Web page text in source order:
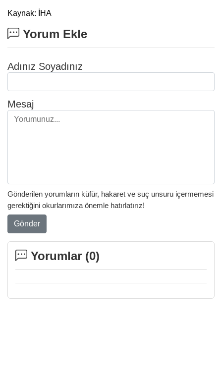
Kaynak: İHA
Yorum Ekle
Adınız Soyadınız
Mesaj
Gönderilen yorumların küfür, hakaret ve suç unsuru içermemesi
gerektiğini okurlarımıza önemle hatırlatırız!
Gönder
Yorumlar (0)